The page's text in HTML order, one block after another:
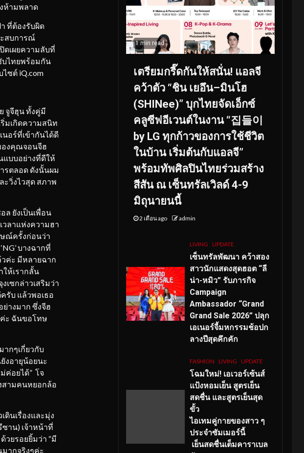
ห้ามพลาด
ที่ต้องรับผิด
สบการณ์
ดเผยความลับที่
บไทยพร้อมกัน
ไซต์ iQ.com
จูจีฮุน ทั้งคู่มี
มเกิดความสนิท
นอร์ที่เข้ากันได้ดี
องคุณจอนจีฮ
แบบอย่างที่ดีให้
รตลอด ดังนั้นผม
วิ่งไวสุด สภาพ
ล ยังเป็นเพื่อน
วลาแห่งความฮา
ษณ์ครั้งก่อนว่า
บางฉากที่
วค่ะ มีหลายฉาก
ห้เรากลั้น
เซกล่าวเสริมว่า
รับ แล้วพอเธอ
ย่างมาก ซึ่งจีฮ
ค่ะ ฉันขอโทษ
กๆเกี่ยวกับ
งอายุน้อยนะ
ค่อยได้” โจ
สามคนหยอกล้อ
ดินเรื่องและมุ่ง
ซาน) เจ้าหน้าที่
วยรอยยิ้มว่า “มี
ากจริงๆค่ะ
1 min read
เตรียมกรี๊ดกันให้สนั่น! แอลจี
คว้าตัว “ชิน เยอึน–มินโฮ
(SHINee)” บุกไทยจัดเอ็กซ์
คลูซีฟอีเวนต์ในงาน “집들이
by LG ทุกก้าวของการใช้ชีวิต
ในบ้าน เริ่มต้นกับแอลจี”
พร้อมทัพศิลปินไทยร่วมสร้าง
สีสัน ณ เซ็นทรัลเวิลด์ 4-9
มิถุนายนนี้
2 เดือน ago admin
LIVING UPDATE
เซ็นทรัลพัฒนา คว้าสอง
สาวนักแสดงสุดฮอต “ลี
น่า-หมิว” รับภารกิจ
Campaign
Ambassador “Grand
Grand Sale 2026” ปลุก
เอเนอร์จี้มหกรรมช้อปก
ลางปีสุดคึกคัก
FASHION LIVING UPDATE
โฉมใหม่! เอเวอร์เซ้นส์
แป้งหอมเย็น สูตรเย็น
สดชื่น และสูตรเย็นสุด
ขั้ว
ไอเทมคู่กายของสาว ๆ
ประจำซัมเมอร์นี้
เย็นสดชื่นเต็มคาราเบล